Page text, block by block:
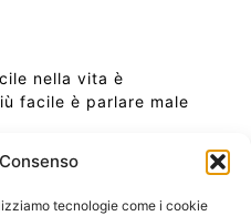
tecnologie come i cookie
nella vita è
facile è parlare male